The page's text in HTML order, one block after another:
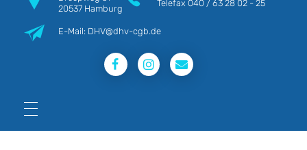
20537 Hamburg
Telefax 040 / 63 28 02 - 25
E-Mail: DHV@dhv-cgb.de